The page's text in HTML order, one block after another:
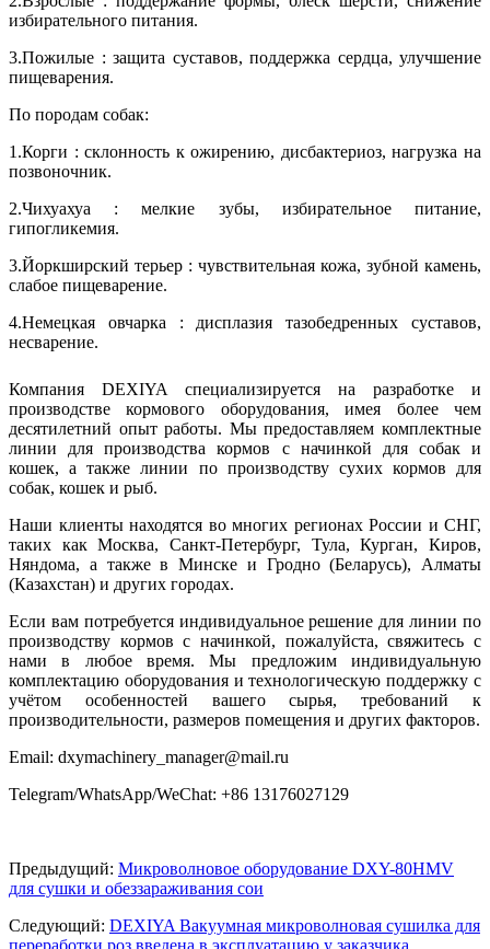
избирательного питания.
3.Пожилые : защита суставов, поддержка сердца, улучшение
пищеварения.
По породам собак:
1.Корги : склонность к ожирению, дисбактериоз, нагрузка на
позвоночник.
2.Чихуахуа : мелкие зубы, избирательное питание,
гипогликемия.
3.Йоркширский терьер : чувствительная кожа, зубной камень,
слабое пищеварение.
4.Немецкая овчарка : дисплазия тазобедренных суставов,
несварение.
Компания DEXIYA специализируется на разработке и
производстве кормового оборудования, имея более чем
десятилетний опыт работы. Мы предоставляем комплектные
линии для производства кормов с начинкой для собак и
кошек, а также линии по производству сухих кормов для
собак, кошек и рыб.
Наши клиенты находятся во многих регионах России и СНГ,
таких как Москва, Санкт-Петербург, Тула, Курган, Киров,
Няндома, а также в Минске и Гродно (Беларусь), Алматы
(Казахстан) и других городах.
Если вам потребуется индивидуальное решение для линии по
производству кормов с начинкой, пожалуйста, свяжитесь с
нами в любое время. Мы предложим индивидуальную
комплектацию оборудования и технологическую поддержку с
учётом особенностей вашего сырья, требований к
производительности, размеров помещения и других факторов.
Email: dxymachinery_manager@mail.ru
Telegram/WhatsApp/WeChat: +86 13176027129
Предыдущий: Микроволновое оборудование DXY-80HMV
для сушки и обеззараживания сои
Следующий: DEXIYA Вакуумная микроволновая сушилка для
переработки роз введена в эксплуатацию у заказчика